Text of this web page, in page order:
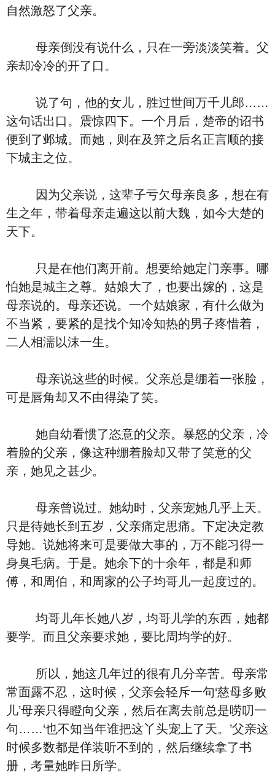
自然激怒了父亲。
母亲倒没有说什么，只在一旁淡淡笑着。父
亲却冷冷的开了口。
说了句，他的女儿，胜过世间万千儿郎……
这句话出口。震惊四下。一个月后，楚帝的诏书
便到了邺城。而她，则在及笄之后名正言顺的接
下城主之位。
因为父亲说，这辈子亏欠母亲良多，想在有
生之年，带着母亲走遍这以前大魏，如今大楚的
天下。
只是在他们离开前。想要给她定门亲事。哪
怕她是城主之尊。姑娘大了，也要出嫁的，这是
母亲说的。母亲还说。一个姑娘家，有什么做为
不当紧，要紧的是找个知冷知热的男子疼惜着，
二人相濡以沫一生。
母亲说这些的时候。父亲总是绷着一张脸，
可是唇角却又不由得染了笑。
她自幼看惯了恣意的父亲。暴怒的父亲，冷
着脸的父亲，像这种绷着脸却又带了笑意的父
亲，她见之甚少。
母亲曾说过。她幼时，父亲宠她几乎上天。
只是待她长到五岁，父亲痛定思痛。下定决定教
导她。说她将来可是要做大事的，万不能习得一
身臭毛病。于是。她余下的十余年，都是和师
傅，和周伯，和周家的公子均哥儿一起度过的。
均哥儿年长她八岁，均哥儿学的东西，她都
要学。而且父亲要求她，要比周均学的好。
所以，她这几年过的很有几分辛苦。母亲常
常面露不忍，这时候，父亲会轻斥一句‘慈母多败
儿’母亲只得瞪向父亲，然后在离去前总是唠叨一
句……‘也不知当年谁把这丫头宠上了天。’父亲这
时候多数都是佯装听不到的，然后继续拿了书
册，考量她昨日所学。